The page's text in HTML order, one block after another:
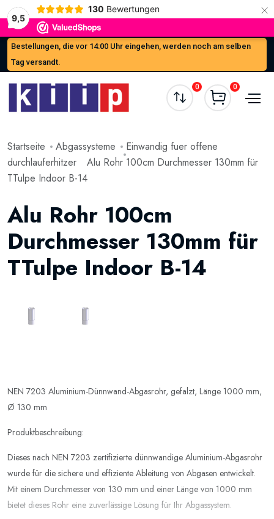
9,5
130 Bewertungen ×
Bestellungen, die vor 14:00 Uhr eingehen, werden noch am selben
Tag versandt.
0 0
Startseite Abgassysteme
Einwandig fuer offene
durchlauferhitzer
Alu Rohr 100cm Durchmesser 130mm für
TTulpe Indoor B-14
Alu Rohr 100cm
Durchmesser 130mm für
TTulpe Indoor B-14
NEN 7203 Aluminium-Dünnwand-Abgasrohr, gefalzt, Länge 1000 mm,
Ø 130 mm
Produktbeschreibung:
Dieses nach NEN 7203 zertifizierte dünnwandige Aluminium-Abgasrohr
wurde für die sichere und effiziente Ableitung von Abgasen entwickelt.
Mit einem Durchmesser von 130 mm und einer Länge von 1000 mm
bietet dieses Rohr eine zuverlässige Lösung für Ihr Abgassystem.